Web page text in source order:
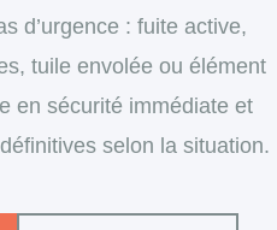
d’urgence : fuite active,
tuile envolée ou élément
en sécurité immédiate et
selon la situation.